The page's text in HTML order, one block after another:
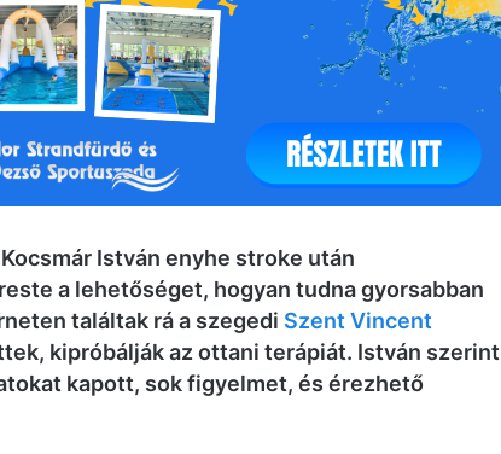
István enyhe stroke után
a lehetőséget, hogyan tudna gyorsabban
találtak rá a szegedi Szent Vincent
kipróbálják az ottani terápiát. István szerint
kapott, sok figyelmet, és érezhető